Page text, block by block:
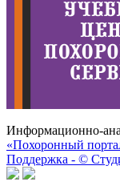
Информационно-
«Похоронный
Поддержка - ©